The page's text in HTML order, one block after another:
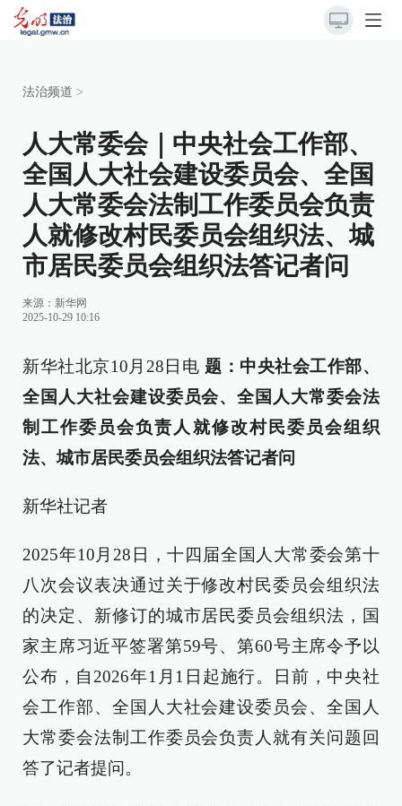
法治频道 >
人大常委会｜中央社会工作部、
全国人大社会建设委员会、全国
人大常委会法制工作委员会负责
人就修改村民委员会组织法、城
市居民委员会组织法答记者问
来源： 新华网
2025-10-29 10:16
新华社北京10月28日电 题：中央社会工作部、
全国人大社会建设委员会、全国人大常委会法
制工作委员会负责人就修改村民委员会组织
法、城市居民委员会组织法答记者问
新华社记者
2025年10月28日，十四届全国人大常委会第十
八次会议表决通过关于修改村民委员会组织法
的决定、新修订的城市居民委员会组织法，国
家主席习近平签署第59号、第60号主席令予以
公布，自2026年1月1日起施行。日前，中央社
会工作部、全国人大社会建设委员会、全国人
大常委会法制工作委员会负责人就有关问题回
答了记者提问。